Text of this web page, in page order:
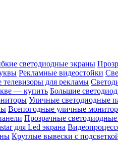
светодиодные экраны
Рекламные видеостойки
для рекламы
— купить Большие
Уличные светодиодные
Всепогодные уличные
Прозрачные
для Led экрана
Круглые вывески с